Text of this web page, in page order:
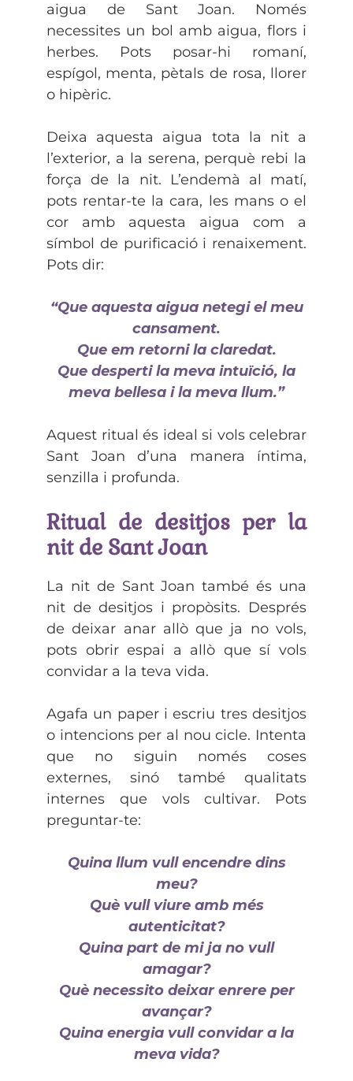
aigua de Sant Joan. Només
necessites un bol amb aigua, flors i
herbes. Pots posar-hi romaní,
espígol, menta, pètals de rosa, llorer
o hipèric.
Deixa aquesta aigua tota la nit a
l’exterior, a la serena, perquè rebi la
força de la nit. L’endemà al matí,
pots rentar-te la cara, les mans o el
cor amb aquesta aigua com a
símbol de purificació i renaixement.
Pots dir:
“Que aquesta aigua netegi el meu
cansament.
Que em retorni la claredat.
Que desperti la meva intuïció, la
meva bellesa i la meva llum.”
Aquest ritual és ideal si vols celebrar
Sant Joan d’una manera íntima,
senzilla i profunda.
Ritual de desitjos per la
nit de Sant Joan
La nit de Sant Joan també és una
nit de desitjos i propòsits. Després
de deixar anar allò que ja no vols,
pots obrir espai a allò que sí vols
convidar a la teva vida.
Agafa un paper i escriu tres desitjos
o intencions per al nou cicle. Intenta
que no siguin només coses
externes, sinó també qualitats
internes que vols cultivar. Pots
preguntar-te:
Quina llum vull encendre dins
meu?
Què vull viure amb més
autenticitat?
Quina part de mi ja no vull
amagar?
Què necessito deixar enrere per
avançar?
Quina energia vull convidar a la
meva vida?